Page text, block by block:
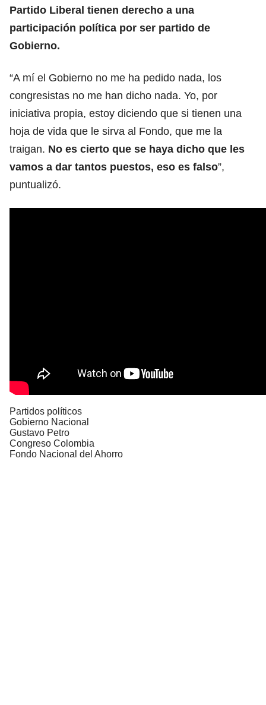
Partido Liberal tienen derecho a una
participación política por ser partido de
Gobierno.
“A mí el Gobierno no me ha pedido nada, los
congresistas no me han dicho nada. Yo, por
iniciativa propia, estoy diciendo que si tienen una
hoja de vida que le sirva al Fondo, que me la
traigan. No es cierto que se haya dicho que les
vamos a dar tantos puestos, eso es falso”,
puntualizó.
Partidos políticos
Gobierno Nacional
Gustavo Petro
Congreso Colombia
Fondo Nacional del Ahorro